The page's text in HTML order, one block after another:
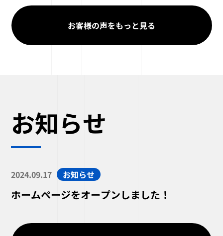
お客様の声をもっと見る
お知らせ
2024.09.17 お知らせ
ホームページをオープンしました！